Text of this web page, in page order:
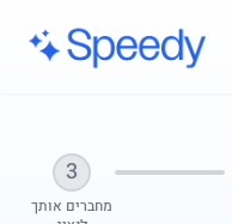
3
מחברים אותך